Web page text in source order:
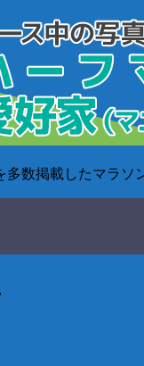
多数掲載したマラソ